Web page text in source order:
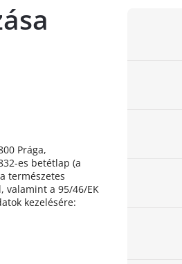
Prága,
es betétlap (a
természetes
valamint a 95/46/EK
kezelésére: